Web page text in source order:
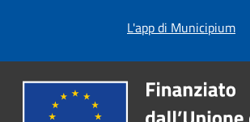
L'app di Municipium